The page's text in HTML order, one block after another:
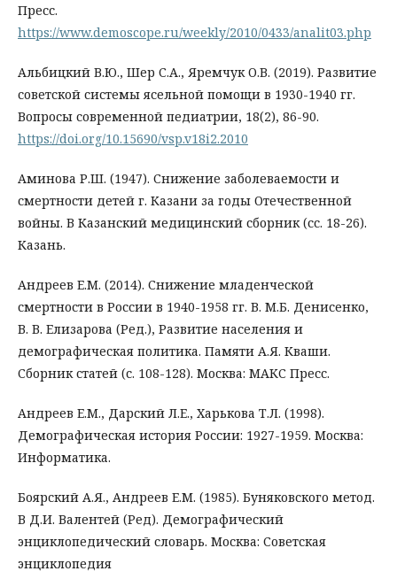
Пресс.
https://www.demoscope.ru/weekly/2010/0433/analit03.php
Альбицкий В.Ю., Шер С.А., Яремчук О.В. (2019). Развитие
советской системы ясельной помощи в 1930-1940 гг.
Вопросы современной педиатрии, 18(2), 86-90.
https://doi.org/10.15690/vsp.v18i2.2010
Аминова Р.Ш. (1947). Снижение заболеваемости и
смертности детей г. Казани за годы Отечественной
войны. В Казанский медицинский сборник (сс. 18-26).
Казань.
Андреев Е.М. (2014). Снижение младенческой
смертности в России в 1940-1958 гг. В. М.Б. Денисенко,
В. В. Елизарова (Ред.), Развитие населения и
демографическая политика. Памяти А.Я. Кваши.
Сборник статей (с. 108-128). Москва: МАКС Пресс.
Андреев Е.М., Дарский Л.Е., Харькова Т.Л. (1998).
Демографическая история России: 1927-1959. Москва:
Информатика.
Боярский А.Я., Андреев Е.М. (1985). Буняковского метод.
В Д.И. Валентей (Ред). Демографический
энциклопедический словарь. Москва: Советская
энциклопедия